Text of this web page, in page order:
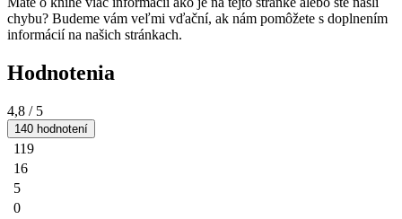
chybu? Budeme vám veľmi vďační, ak nám pomôžete s doplnením
informácií na našich stránkach.
Hodnotenia
4,8 / 5
140 hodnotení
119
16
5
0